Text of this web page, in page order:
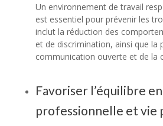
Un environnement de travail
est essentiel pour prévenir les
inclut la réduction des
et de discrimination, ainsi que la
communication ouverte et de la
Favoriser l’équilibre
professionnelle et vie